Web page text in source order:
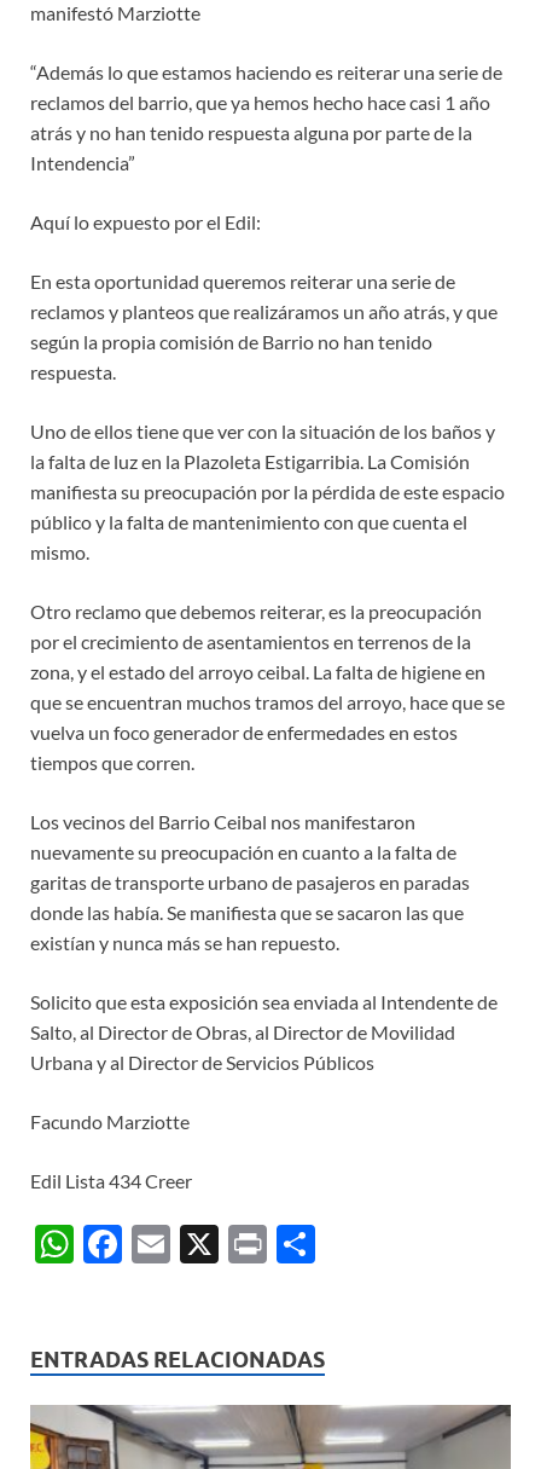
manifestó Marziotte
“Además lo que estamos haciendo es reiterar una serie de
reclamos del barrio, que ya hemos hecho hace casi 1 año
atrás y no han tenido respuesta alguna por parte de la
Intendencia”
Aquí lo expuesto por el Edil:
En esta oportunidad queremos reiterar una serie de
reclamos y planteos que realizáramos un año atrás, y que
según la propia comisión de Barrio no han tenido
respuesta.
Uno de ellos tiene que ver con la situación de los baños y
la falta de luz en la Plazoleta Estigarribia. La Comisión
manifiesta su preocupación por la pérdida de este espacio
público y la falta de mantenimiento con que cuenta el
mismo.
Otro reclamo que debemos reiterar, es la preocupación
por el crecimiento de asentamientos en terrenos de la
zona, y el estado del arroyo ceibal. La falta de higiene en
que se encuentran muchos tramos del arroyo, hace que se
vuelva un foco generador de enfermedades en estos
tiempos que corren.
Los vecinos del Barrio Ceibal nos manifestaron
nuevamente su preocupación en cuanto a la falta de
garitas de transporte urbano de pasajeros en paradas
donde las había. Se manifiesta que se sacaron las que
existían y nunca más se han repuesto.
Solicito que esta exposición sea enviada al Intendente de
Salto, al Director de Obras, al Director de Movilidad
Urbana y al Director de Servicios Públicos
Facundo Marziotte
Edil Lista 434 Creer
W
s
A
p
F
b
o
o
E
X
P
p
ar
ti
ENTRADAS RELACIONADAS